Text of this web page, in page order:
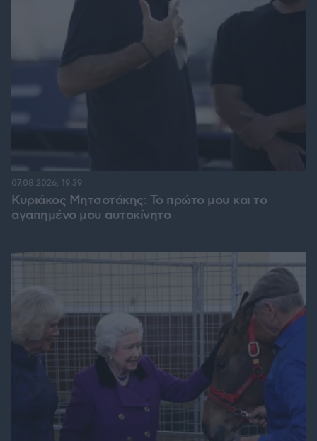
Κυριάκος Μητσοτάκης: Το πρώτο μου και το
αγαπημένο μου αυτοκίνητο
07.08.2026, 19:39